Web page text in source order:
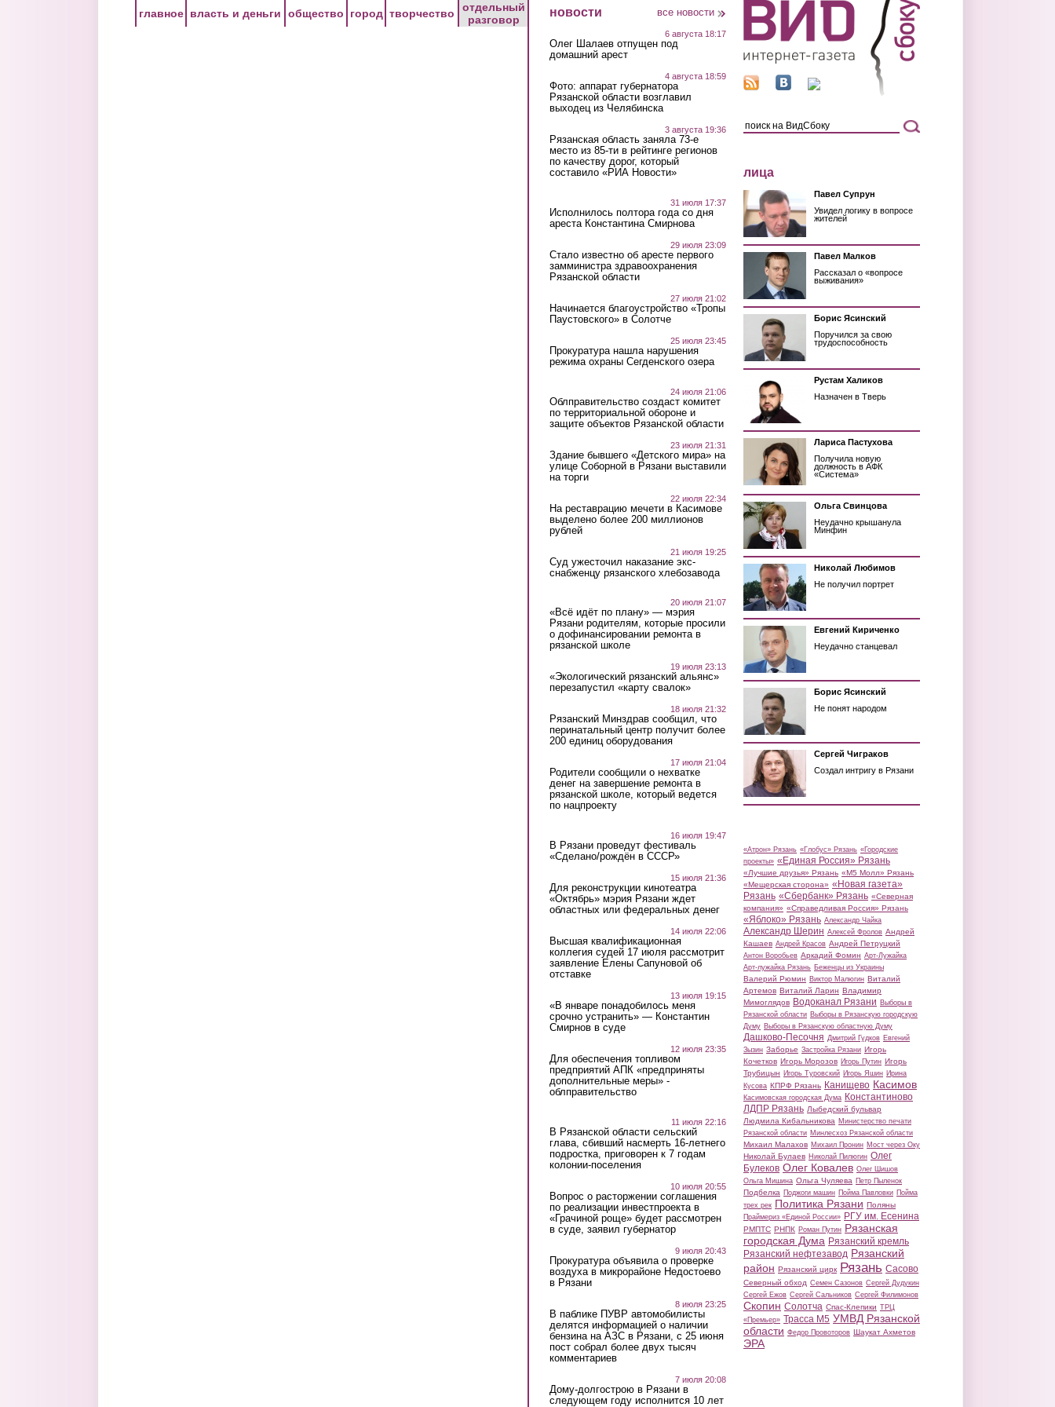
главное власть и деньги общество город творчество
отдельный
разговор
новости все новости
6 августа 18:17
Олег Шалаев отпущен под
домашний арест
4 августа 18:59
Фото: аппарат губернатора
Рязанской области возглавил
выходец из Челябинска
3 августа 19:36
Рязанская область заняла 73-е
место из 85-ти в рейтинге регионов
по качеству дорог, который
составило «РИА Новости»
31 июля 17:37
Исполнилось полтора года со дня
ареста Константина Смирнова
29 июля 23:09
Стало известно об аресте первого
замминистра здравоохранения
Рязанской области
27 июля 21:02
Начинается благоустройство «Тропы
Паустовского» в Солотче
25 июля 23:45
Прокуратура нашла нарушения
режима охраны Сегденского озера
24 июля 21:06
Облправительство создаст комитет
по территориальной обороне и
защите объектов Рязанской области
23 июля 21:31
Здание бывшего «Детского мира» на
улице Соборной в Рязани выставили
на торги
22 июля 22:34
На реставрацию мечети в Касимове
выделено более 200 миллионов
рублей
21 июля 19:25
Суд ужесточил наказание экс-
снабженцу рязанского хлебозавода
20 июля 21:07
«Всё идёт по плану» — мэрия
Рязани родителям, которые просили
о дофинансировании ремонта в
рязанской школе
19 июля 23:13
«Экологический рязанский альянс»
перезапустил «карту свалок»
18 июля 21:32
Рязанский Минздрав сообщил, что
перинатальный центр получит более
200 единиц оборудования
17 июля 21:04
Родители сообщили о нехватке
денег на завершение ремонта в
рязанской школе, который ведется
по нацпроекту
16 июля 19:47
В Рязани проведут фестиваль
«Сделано/рождён в СССР»
15 июля 21:36
Для реконструкции кинотеатра
«Октябрь» мэрия Рязани ждет
областных или федеральных денег
14 июля 22:06
Высшая квалификационная
коллегия судей 17 июля рассмотрит
заявление Елены Сапуновой об
отставке
13 июля 19:15
«В январе понадобилось меня
срочно устранить» — Константин
Смирнов в суде
12 июля 23:35
Для обеспечения топливом
предприятий АПК «предприняты
дополнительные меры» -
облправительство
11 июля 22:16
В Рязанской области сельский
глава, сбивший насмерть 16-летнего
подростка, приговорен к 7 годам
колонии-поселения
10 июля 20:55
Вопрос о расторжении соглашения
по реализации инвестпроекта в
«Грачиной роще» будет рассмотрен
в суде, заявил губернатор
9 июля 20:43
Прокуратура объявила о проверке
воздуха в микрорайоне Недостоево
в Рязани
8 июля 23:25
В паблике ПУВР автомобилисты
делятся информацией о наличии
бензина на АЗС в Рязани, с 25 июня
пост собрал более двух тысяч
комментариев
7 июля 20:08
Дому-долгострою в Рязани в
следующем году исполнится 10 лет
лица
Павел Супрун
Увидел логику в вопросе
жителей
Павел Малков
Рассказал о «вопросе
выживания»
Борис Ясинский
Поручился за свою
трудоспособность
Рустам Халиков
Назначен в Тверь
Лариса Пастухова
Получила новую
должность в АФК
«Система»
Ольга Свинцова
Неудачно крышанула
Минфин
Николай Любимов
Не получил портрет
Евгений Кириченко
Неудачно станцевал
Борис Ясинский
Не понят народом
Сергей Чиграков
Создал интригу в Рязани
«Атрон» Рязань «Глобус» Рязань «Городские
проекты» «Единая Россия» Рязань
«Лучшие друзья» Рязань «М5 Молл» Рязань
«Мещерская сторона» «Новая газета»
Рязань «Сбербанк» Рязань «Северная
компания» «Справедливая Россия» Рязань
«Яблоко» Рязань Александр Чайка
Александр Шерин Алексей Фролов Андрей
Кашаев Андрей Красов Андрей Петруцкий
Антон Воробьев Аркадий Фомин Арт-Лужайка
Арт-лужайка Рязань Беженцы из Украины
Валерий Рюмин Виктор Малюгин Виталий
Артемов Виталий Ларин Владимир
Мимоглядов Водоканал Рязани Выборы в
Рязанской области Выборы в Рязанскую городскую
Думу Выборы в Рязанскую областную Думу
Дашково-Песочня Дмитрий Гудков Евгений
Зызин Заборье Застройка Рязани Игорь
Кочетков Игорь Морозов Игорь Путин Игорь
Трубицын Игорь Туровский Игорь Яшин Ирина
Кусова КПРФ Рязань Канищево Касимов
Касимовская городская Дума Константиново
ЛДПР Рязань Лыбедский бульвар
Людмила Кибальникова Министерство печати
Рязанской области Минлесхоз Рязанской области
Михаил Малахов Михаил Пронин Мост через Оку
Николай Булаев Николай Пилюгин Олег
Булеков Олег Ковалев Олег Шишов
Ольга Мишина Ольга Чуляева Петр Пыленок
Подбелка Поджоги машин Пойма Павловки Пойма
трех рек Политика Рязани Поляны
Праймериз «Единой России» РГУ им. Есенина
РМПТС РНПК Роман Путин Рязанская
городская Дума Рязанский кремль
Рязанский нефтезавод Рязанский
район Рязанский цирк Рязань Сасово
Северный обход Семен Сазонов Сергей Дудукин
Сергей Ежов Сергей Сальников Сергей Филимонов
Скопин Солотча Спас-Клепики ТРЦ
«Премьер» Трасса М5 УМВД Рязанской
области Федор Провоторов Шаукат Ахметов
ЭРА